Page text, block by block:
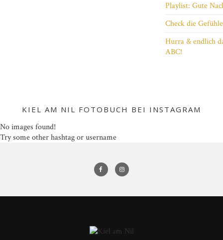
Playlist: Gute
Check die
Hurra & endlich
ABC!
KIEL AM NIL FOTOBUCH BEI INSTAGRAM
No images found!
Try some other hashtag or username